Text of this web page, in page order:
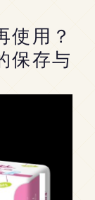
使用？
保存与